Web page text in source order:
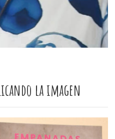
la imagen